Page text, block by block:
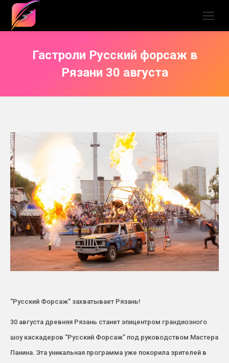
Гастроли Русский форсаж в
Рязани 30 августа
“Русский Форсаж” захватывает Рязань!
30 августа древняя Рязань станет эпицентром грандиозного
шоу каскадеров “Русский Форсаж” под руководством Мастера
Панина. Эта уникальная программа уже покорила зрителей в